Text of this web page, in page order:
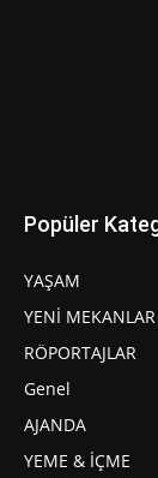
Popüler
YAŞAM
YENİ MEKANLAR
RÖPORTAJLAR
Genel
AJANDA
YEME & İÇME